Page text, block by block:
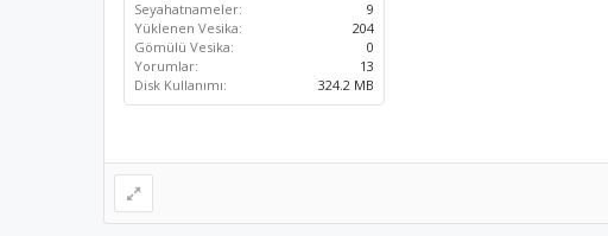
Seyahatnameler:
9
Yüklenen Vesika:
204
Gömülü Vesika:
0
Yorumlar:
13
Disk Kullanımı:
324.2 MB